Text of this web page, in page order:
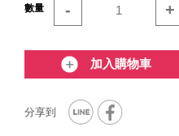
數量 - +
加入購物車